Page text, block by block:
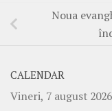
Noua
CALENDAR
Vineri, 7 august 2026